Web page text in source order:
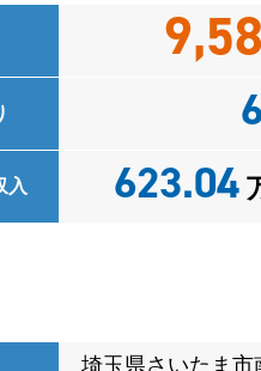
入 623.04
埼玉県さいたま市